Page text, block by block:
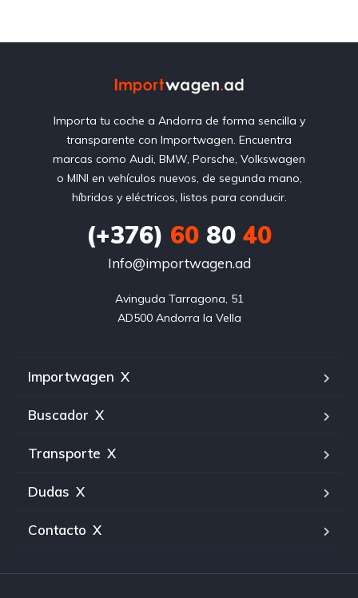
Importa tu coche a Andorra de forma sencilla y
transparente con Importwagen. Encuentra
marcas como Audi, BMW, Porsche, Volkswagen
o MINI en vehículos nuevos, de segunda mano,
híbridos y eléctricos, listos para conducir.
(+376) 60 80 40
Info@importwagen.ad
Avinguda Tarragona, 51
AD500 Andorra la Vella
Importwagen X
Buscador X
Transporte X
Dudas X
Contacto X